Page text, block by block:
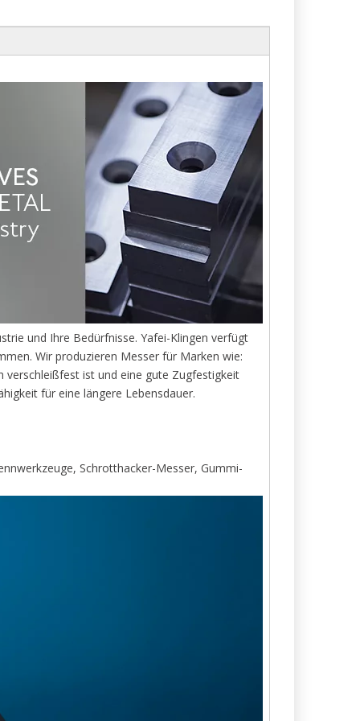
und Ihre Bedürfnisse. Yafei-Klingen verfügt
Wir produzieren Messer für Marken wie:
verschleißfest ist und eine gute Zugfestigkeit
für eine längere Lebensdauer.
Schrotthacker-Messer, Gummi-